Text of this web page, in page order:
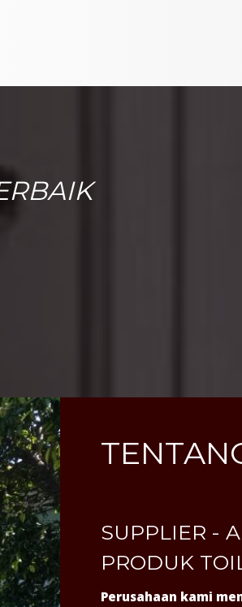
SUPPLIER -
PRODUK
Perusahaan kami